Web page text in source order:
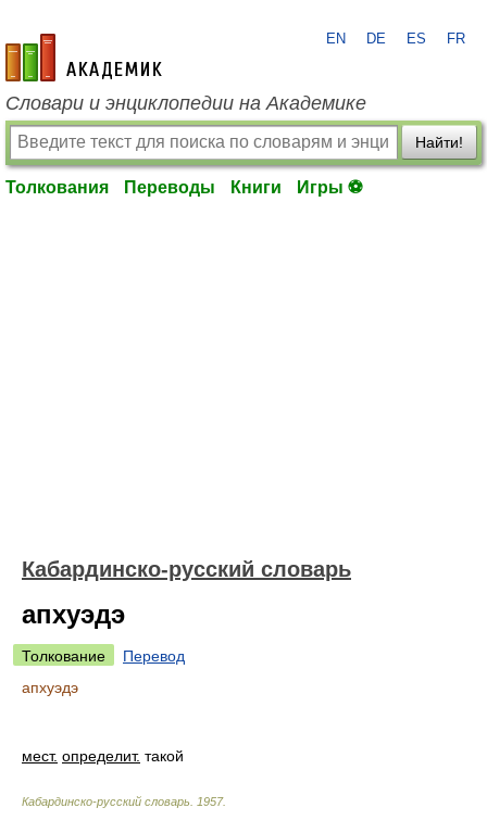
academic.ru
EN DE ES FR
Словари и энциклопедии на Академике
Найти!
Толкования Переводы Книги Игры ⚽
Кабардинско-русский словарь
апхуэдэ
Толкование
Перевод
апхуэдэ
мест. определит. такой
Кабардинско-русский словарь 1957.